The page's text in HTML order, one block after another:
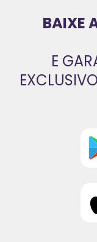
BAIXE
E